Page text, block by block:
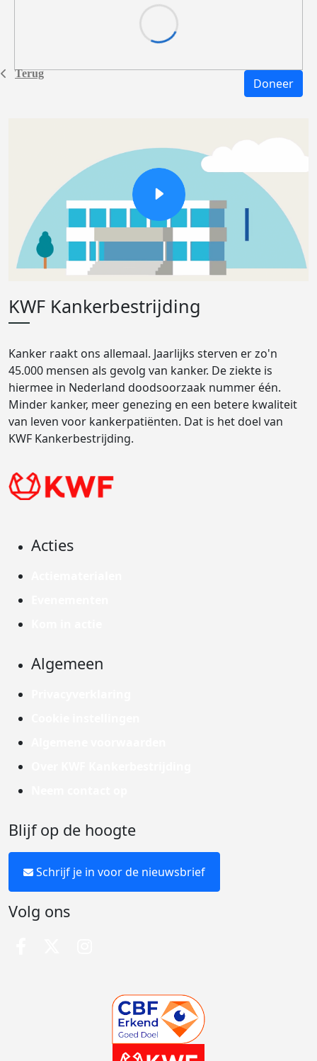
Terug
Doneer
KWF Kankerbestrijding
Kanker raakt ons allemaal. Jaarlijks sterven er zo'n
45.000 mensen als gevolg van kanker. De ziekte is
hiermee in Nederland doodsoorzaak nummer één.
Minder kanker, meer genezing en een betere kwaliteit
van leven voor kankerpatiënten. Dat is het doel van
KWF Kankerbestrijding.
Acties
Algemeen
Blijf op de hoogte
Schrijf je in voor de nieuwsbrief
Volg ons